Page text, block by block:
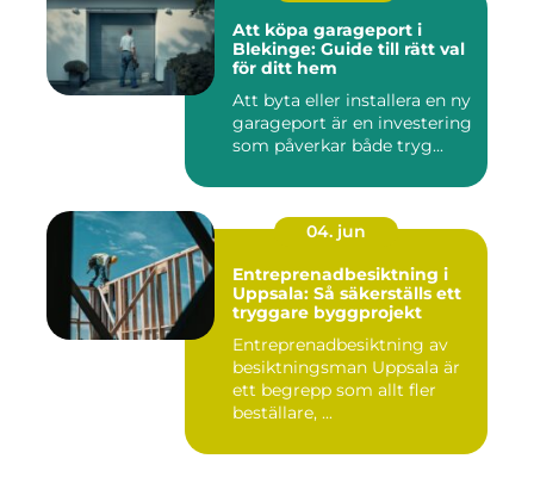
Att köpa garageport i
Blekinge: Guide till rätt val
för ditt hem
Att byta eller installera en ny
garageport är en investering
som påverkar både tryg...
04. jun
Entreprenadbesiktning i
Uppsala: Så säkerställs ett
tryggare byggprojekt
Entreprenadbesiktning av
besiktningsman Uppsala är
ett begrepp som allt fler
beställare, ...